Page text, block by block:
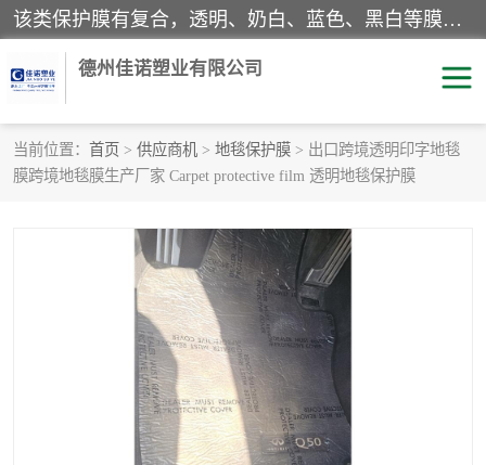
该类保护膜有复合，透明、奶白、蓝色、黑白等膜型。特高粘，高粘，中高粘，中粘，中低粘，低粘等。对于不同的粘力要求有相应的产品相适配。无胶渍残留污染。在较宽的收卷幅度下平整无皱纹，收卷长度大，利于机械化及自动化施工粘贴。为您的产品提供的表面保护解决方案。 产品广泛适用于：铝材、不锈钢、金属、塑料、电子、家电、家具、玻璃、化工材料、装饰材料等。
德州佳诺塑业有限公司
当前位置： 首页 > 供应商机 > 地毯保护膜 > 出口跨境透明印字地毯
膜跨境地毯膜生产厂家 Carpet protective film 透明地毯保护膜
pe保护膜 包装膜
家具保护膜
透明保护膜
乳白保护膜
纯黑保护膜
彩钢板保护膜